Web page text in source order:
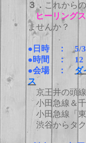
３． これから
ヒーリング
ませんか？
●日時 ：5/3
●時間 ： 12
●会場 ： ダ
ス
京王井の頭
小田急線＆千
小田急線「
渋谷からタ